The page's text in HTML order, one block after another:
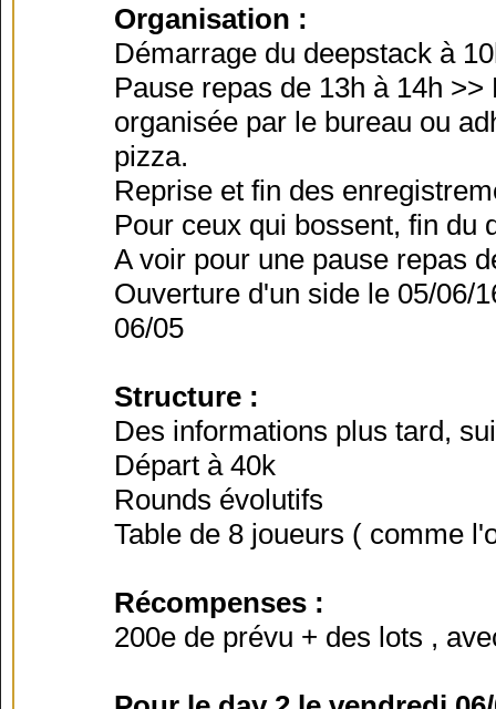
Organisation :
Démarrage du deepstack à
Pause repas de 13h à 14h
organisée par le bureau ou
pizza.
Reprise et fin des
Pour ceux qui bossent, fin du
A voir pour une pause repas
Ouverture d'un side le 05/06/
06/05
Structure :
Des informations plus tard,
Départ à 40k
Rounds évolutifs
Table de 8 joueurs ( comme
Récompenses :
200e de prévu + des lots ,